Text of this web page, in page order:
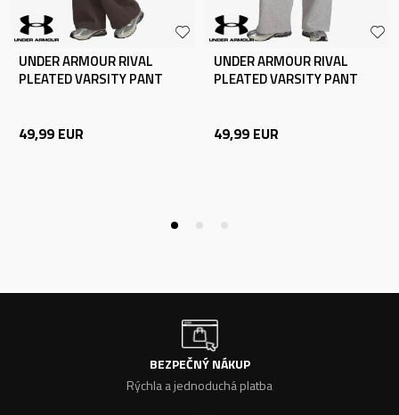
UNDER ARMOUR RIVAL
PLEATED VARSITY PANT
49,99 EUR
UNDER ARMOUR RIVAL
PLEATED VARSITY PANT
49,99 EUR
BEZPEČNÝ NÁKUP
Rýchla a jednoduchá platba